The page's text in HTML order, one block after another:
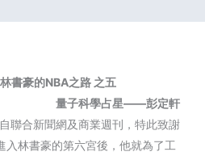
書豪的NBA之路 之五
量子科學占星——彭定軒
聯合新聞網及商業週刊，特此致謝
入林書豪的第六宮後，他就為了工